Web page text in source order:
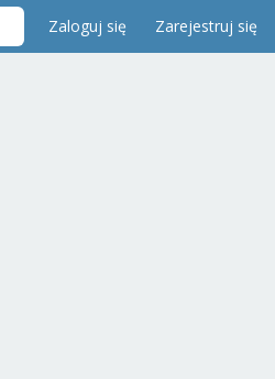
Zaloguj się Zarejestruj się